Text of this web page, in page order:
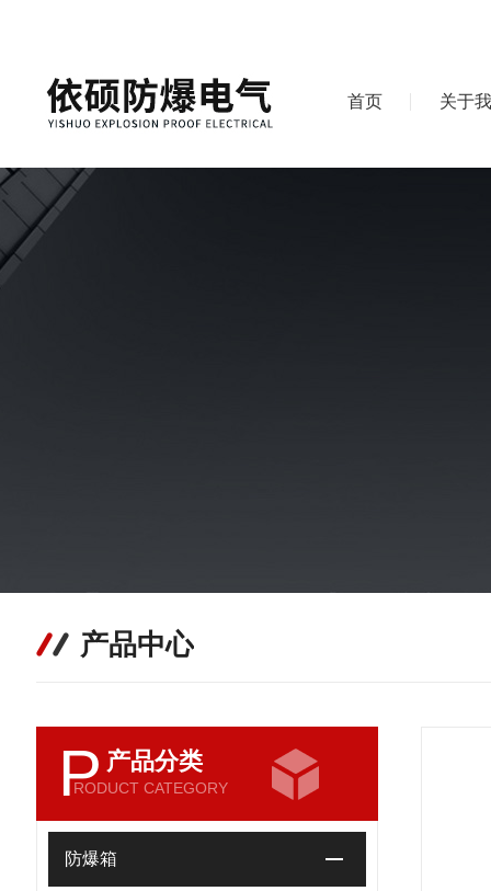
首页 关于
产品中心
P 产品分类
RODUCT CATEGORY
防爆箱